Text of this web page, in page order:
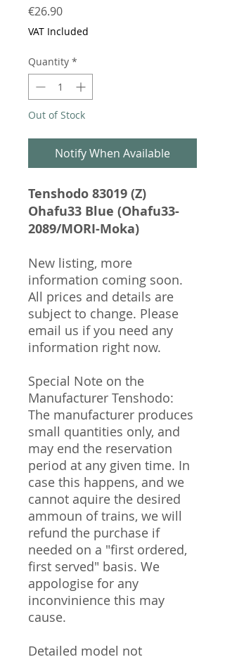
€26.90Price
VAT Included
Quantity *
Out of Stock
Notify When Available
Tenshodo 83019 (Z)
Ohafu33 Blue (Ohafu33-
2089/MORI-Moka)​
New listing, more
information coming soon.
All prices and details are
subject to change. Please
email us if you need any
information right now.
Special Note on the
Manufacturer Tenshodo:
The manufacturer produces
small quantities only, and
may end the reservation
period at any given time. In
case this happens, and we
cannot aquire the desired
ammoun of trains, we will
refund the purchase if
needed on a "first ordered,
first served" basis. We
appologise for any
inconvinience this may
cause.
Detailed model not